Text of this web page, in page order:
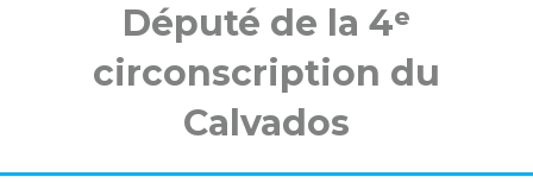
Député de la 4ᵉ
circonscription du
Calvados